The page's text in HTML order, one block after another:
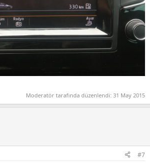
Moderatör tarafında düzenlendi: 31 May 2015
#7